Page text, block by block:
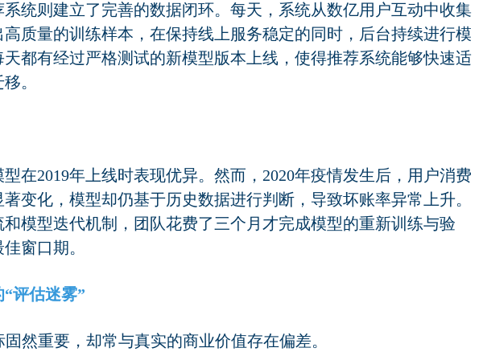
统则建立了完善的数据闭环。每天，系统从数亿用户互动中收集
质量的训练样本，在保持线上服务稳定的同时，后台持续进行模
都有经过严格测试的新模型版本上线，使得推荐系统能够快速适
。
在2019年上线时表现优异。然而，2020年疫情发生后，用户消费
变化，模型却仍基于历史数据进行判断，导致坏账率异常上升。
模型迭代机制，团队花费了三个月才完成模型的重新训练与验
窗口期。
评估迷雾”
然重要，却常与真实的商业价值存在偏差。